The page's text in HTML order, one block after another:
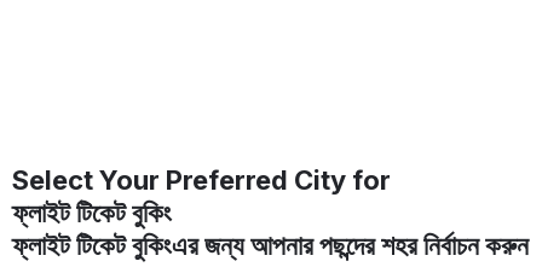
Select Your Preferred City for
ফ্লাইট টিকেট বুকিং
ফ্লাইট টিকেট বুকিংএর জন্য আপনার পছন্দের শহর নির্বাচন করুন